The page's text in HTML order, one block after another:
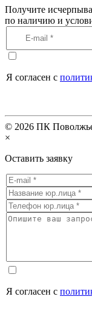
Получите
по наличию и
Я согласен с
© 2026 ПК
×
Оставить заявку
Я согласен с